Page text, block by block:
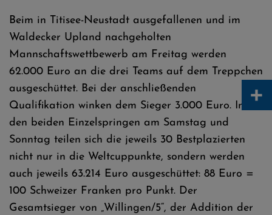
Beim in Titisee-Neustadt ausgefallenen und im
Waldecker Upland nachgeholten
Mannschaftswettbewerb am Freitag werden
62.000 Euro an die drei Teams auf dem Treppchen
ausgeschüttet. Bei der anschließenden
Qualifikation winken dem Sieger 3.000 Euro. In
den beiden Einzelspringen am Samstag und
Sonntag teilen sich die jeweils 30 Bestplazierten
nicht nur in die Weltcuppunkte, sondern werden
auch jeweils 63.214 Euro ausgeschüttet: 88 Euro =
100 Schweizer Franken pro Punkt. Der
Gesamtsieger von „Willingen/5“, der Addition der
+